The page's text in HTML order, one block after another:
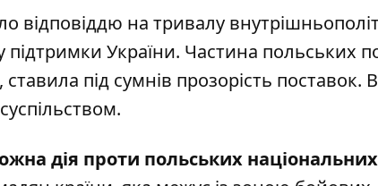
відповіддю на тривалу
України. Частина польських
ставила під сумнів прозорість
дія проти польських національних